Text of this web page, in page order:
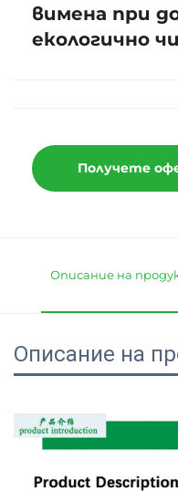
вимена при
екологично
Получете
Описание на
Описание на